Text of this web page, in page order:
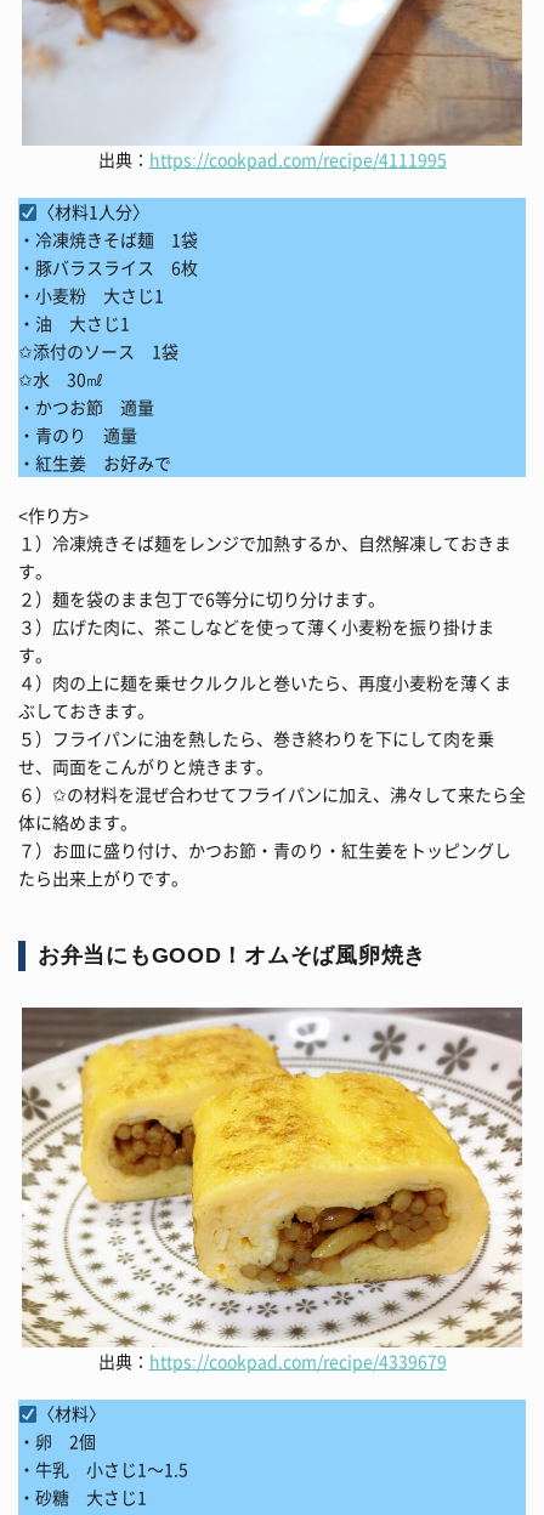
出典： https://cookpad.com/recipe/4111995
〈材料1人分〉
・冷凍焼きそば麺 1袋
・豚バラスライス 6枚
・小麦粉 大さじ1
・油 大さじ1
✩添付のソース 1袋
✩水 30㎖
・かつお節 適量
・青のり 適量
・紅生姜 お好みで
<作り方>
１）冷凍焼きそば麺をレンジで加熱するか、自然解凍しておきま
す。
２）麺を袋のまま包丁で6等分に切り分けます。
３）広げた肉に、茶こしなどを使って薄く小麦粉を振り掛けま
す。
４）肉の上に麺を乗せクルクルと巻いたら、再度小麦粉を薄くま
ぶしておきます。
５）フライパンに油を熱したら、巻き終わりを下にして肉を乗
せ、両面をこんがりと焼きます。
６）✩の材料を混ぜ合わせてフライパンに加え、沸々して来たら全
体に絡めます。
７）お皿に盛り付け、かつお節・青のり・紅生姜をトッピングし
たら出来上がりです。
お弁当にもGOOD！オムそば風卵焼き
出典： https://cookpad.com/recipe/4339679
〈材料〉
・卵 2個
・牛乳 小さじ1～1.5
・砂糖 大さじ1